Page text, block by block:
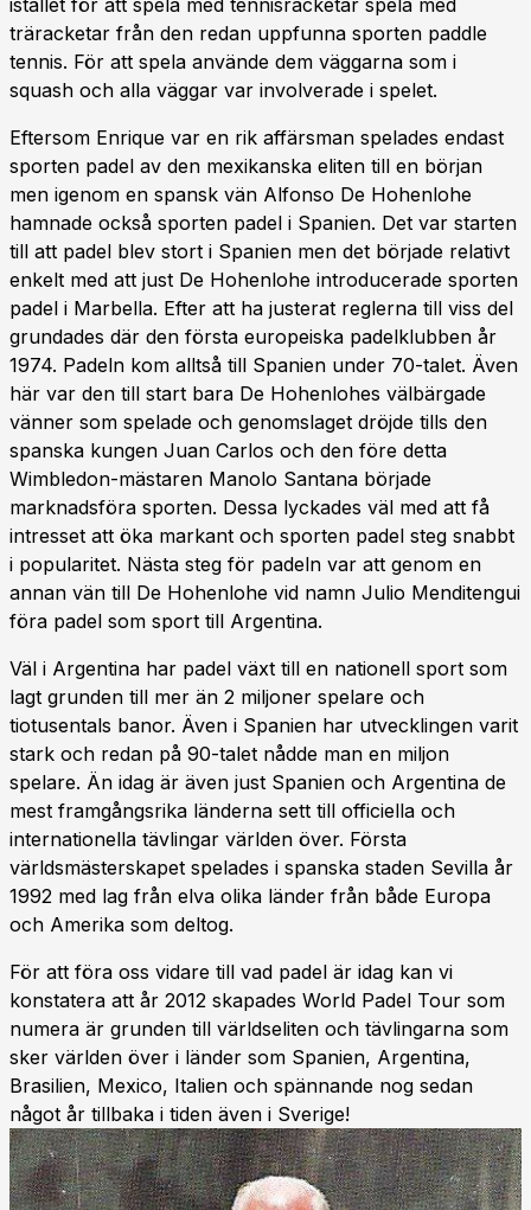
träracketar från den redan uppfunna sporten paddle
tennis. För att spela använde dem väggarna som i
squash och alla väggar var involverade i spelet.
Eftersom Enrique var en rik affärsman spelades endast
sporten padel av den mexikanska eliten till en början
men igenom en spansk vän Alfonso De Hohenlohe
hamnade också sporten padel i Spanien. Det var starten
till att padel blev stort i Spanien men det började relativt
enkelt med att just De Hohenlohe introducerade sporten
padel i Marbella. Efter att ha justerat reglerna till viss del
grundades där den första europeiska padelklubben år
1974. Padeln kom alltså till Spanien under 70-talet. Även
här var den till start bara De Hohenlohes välbärgade
vänner som spelade och genomslaget dröjde tills den
spanska kungen Juan Carlos och den före detta
Wimbledon-mästaren Manolo Santana började
marknadsföra sporten. Dessa lyckades väl med att få
intresset att öka markant och sporten padel steg snabbt
i popularitet. Nästa steg för padeln var att genom en
annan vän till De Hohenlohe vid namn Julio Menditengui
föra padel som sport till Argentina.
Väl i Argentina har padel växt till en nationell sport som
lagt grunden till mer än 2 miljoner spelare och
tiotusentals banor. Även i Spanien har utvecklingen varit
stark och redan på 90-talet nådde man en miljon
spelare. Än idag är även just Spanien och Argentina de
mest framgångsrika länderna sett till officiella och
internationella tävlingar världen över. Första
världsmästerskapet spelades i spanska staden Sevilla år
1992 med lag från elva olika länder från både Europa
och Amerika som deltog.
För att föra oss vidare till vad padel är idag kan vi
konstatera att år 2012 skapades World Padel Tour som
numera är grunden till världseliten och tävlingarna som
sker världen över i länder som Spanien, Argentina,
Brasilien, Mexico, Italien och spännande nog sedan
något år tillbaka i tiden även i Sverige!